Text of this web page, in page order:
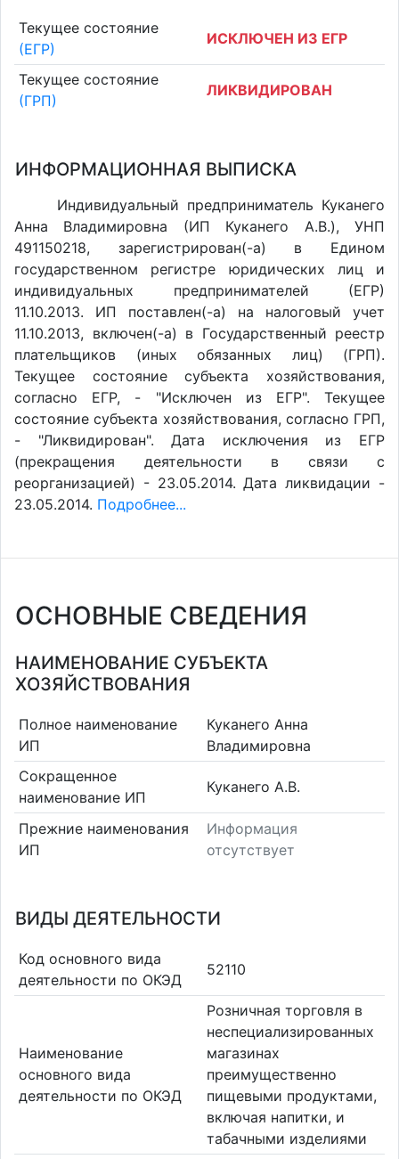
Текущее состояние
(ЕГР)
ИСКЛЮЧЕН ИЗ ЕГР
Текущее состояние
(ГРП)
ЛИКВИДИРОВАН
ИНФОРМАЦИОННАЯ ВЫПИСКА
Индивидуальный предприниматель Куканего
Анна Владимировна (ИП Куканего А.В.), УНП
491150218, зарегистрирован(-а) в Едином
государственном регистре юридических лиц и
индивидуальных предпринимателей (ЕГР)
11.10.2013. ИП поставлен(-a) на налоговый учет
11.10.2013, включен(-a) в Государственный реестр
плательщиков (иных обязанных лиц) (ГРП).
Текущее состояние субъекта хозяйствования,
согласно ЕГР, - "Исключен из ЕГР". Текущее
состояние субъекта хозяйствования, согласно ГРП,
- "Ликвидирован". Дата исключения из ЕГР
(прекращения деятельности в связи с
реорганизацией) - 23.05.2014. Дата ликвидации -
23.05.2014. Подробнее...
ОСНОВНЫЕ СВЕДЕНИЯ
НАИМЕНОВАНИЕ СУБЪЕКТА
ХОЗЯЙСТВОВАНИЯ
Полное наименование
ИП
Куканего Анна
Владимировна
Сокращенное
наименование ИП
Куканего А.В.
Прежние наименования
ИП
Информация
отсутствует
ВИДЫ ДЕЯТЕЛЬНОСТИ
Код основного вида
деятельности по ОКЭД
52110
Наименование
основного вида
деятельности по ОКЭД
Розничная торговля в
неспециализированных
магазинах
преимущественно
пищевыми продуктами,
включая напитки, и
табачными изделиями